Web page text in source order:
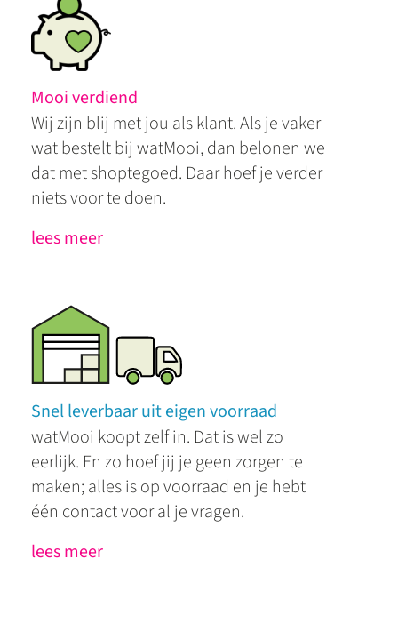
Mooi verdiend
Wij zijn blij met jou als klant. Als je vaker
wat bestelt bij watMooi, dan belonen we
dat met shoptegoed. Daar hoef je verder
niets voor te doen.
lees meer
Snel leverbaar uit eigen voorraad
watMooi koopt zelf in. Dat is wel zo
eerlijk. En zo hoef jij je geen zorgen te
maken; alles is op voorraad en je hebt
één contact voor al je vragen.
lees meer